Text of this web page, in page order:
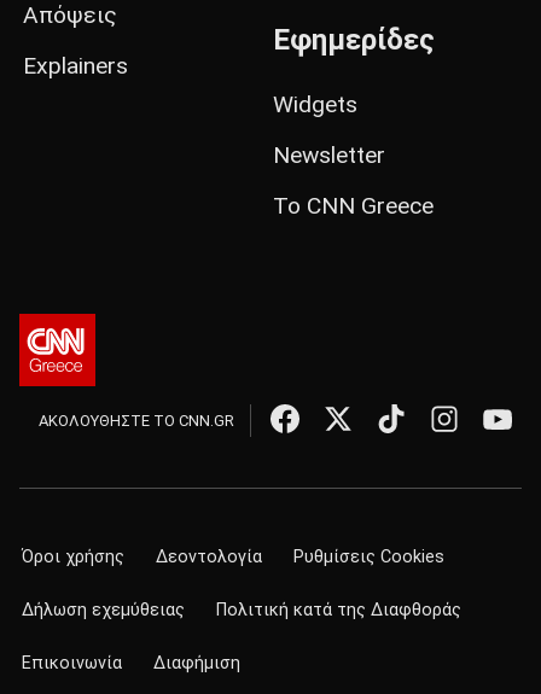
Απόψεις
Explainers
Εφημερίδες
Widgets
Newsletter
Το CNN Greece
ΑΚΟΛΟΥΘΗΣΤΕ ΤΟ CNN.GR
Όροι χρήσης Δεοντολογία Ρυθμίσεις Cookies
Δήλωση εχεμύθειας Πολιτική κατά της Διαφθοράς
Επικοινωνία Διαφήμιση